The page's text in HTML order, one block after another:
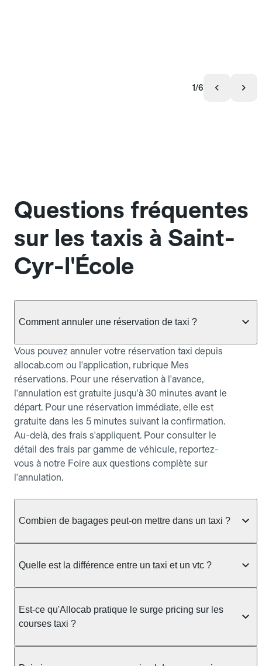
1/6
Questions fréquentes
sur les taxis à Saint-
Cyr-l'École
Comment annuler une réservation de taxi ?
Vous pouvez annuler votre réservation taxi depuis
allocab.com ou l'application, rubrique Mes
réservations. Pour une réservation à l'avance,
l'annulation est gratuite jusqu'à 30 minutes avant le
départ. Pour une réservation immédiate, elle est
gratuite dans les 5 minutes suivant la confirmation.
Au-delà, des frais s'appliquent. Pour consulter le
détail des frais par gamme de véhicule, reportez-
vous à notre Foire aux questions complète sur
l'annulation.
Combien de bagages peut-on mettre dans un taxi ?
taxi berline accueille en général jusqu'à 3 bagages
ou nombreux, précisez-le dans le champ "Message
au chauffeur" lors de la réservation. Le prix n'est
pas impacté par le nombre de bagages.
Quelle est la différence entre un taxi et un vtc ?
prendre en charge directement dans la rue, à une
station ou sur réservation, avec un tarif au
réservation et propose un prix fixe annoncé à
Est-ce qu'Allocab pratique le surge pricing sur les
courses taxi ?